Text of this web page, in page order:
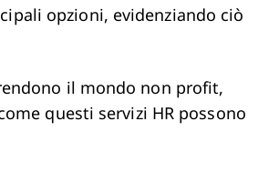
opzioni, evidenziando ciò
il mondo non profit,
questi servizi HR possono